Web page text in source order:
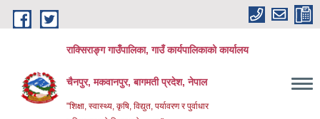
Skip to main content
राक्सिराङ्ग गाउँपालिका, गाउँ कार्यपालिकाको कार्यालय
चैनपुर, मकवानपुर, बागमती प्रदेश, नेपाल
"शिक्षा, स्वास्थ्य, कृषि, विद्युत, पर्यावरण र पुर्वाधार